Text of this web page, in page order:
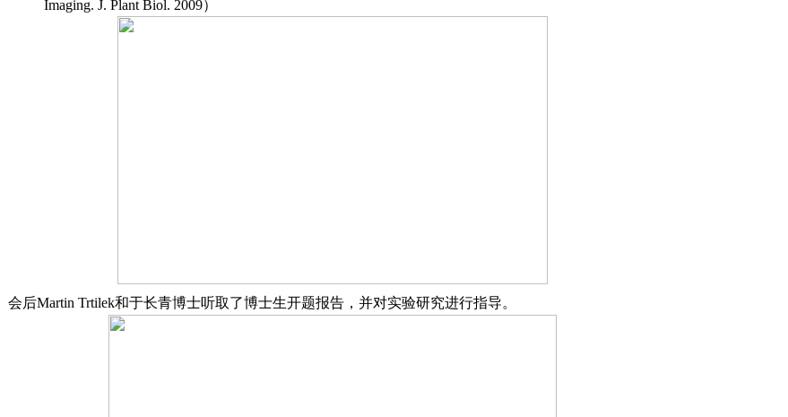
Imaging. J. Plant Biol. 2009）
会后Martin Trtilek和于长青博士听取了博士生开题报告，并对实验研究进行指导。